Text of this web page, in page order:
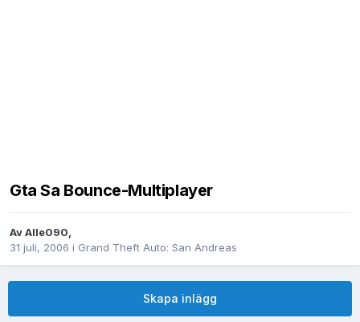
Gta Sa Bounce-Multiplayer
AvAlle090,
31 juli, 2006 i Grand Theft Auto: San Andreas
Skapa inlägg